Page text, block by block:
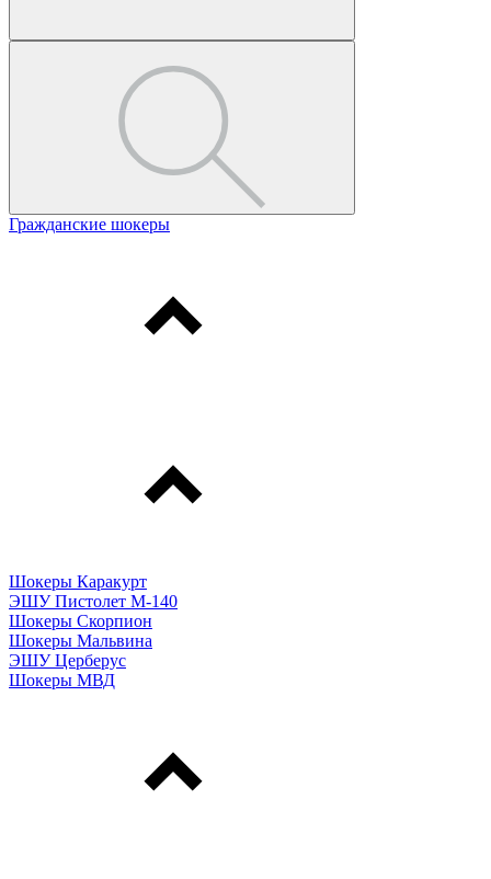
Гражданские шокеры
Шокеры Каракурт
ЭШУ Пистолет М-140
Шокеры Скорпион
Шокеры Мальвина
ЭШУ Церберус
Шокеры МВД